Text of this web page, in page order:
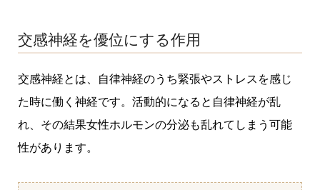
交感神経を優位にする作用
交感神経とは、自律神経のうち緊張やストレスを感じ
た時に働く神経です。活動的になると自律神経が乱
れ、その結果女性ホルモンの分泌も乱れてしまう可能
性があります。